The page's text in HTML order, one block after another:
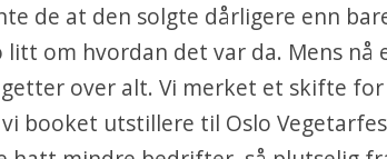
de at den solgte dårligere enn
litt om hvordan det var da. Mens nå
over alt. Vi merket et skifte for
booket utstillere til Oslo